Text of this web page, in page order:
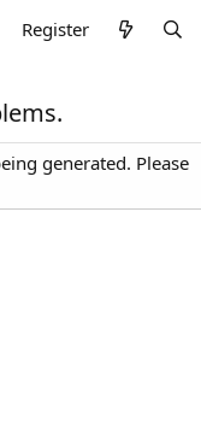
Register
generated. Please